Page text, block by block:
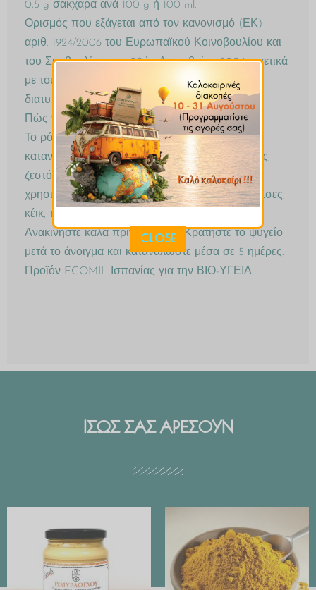
0,5 g σάκχαρα ανά 100 g ή 100 ml.
Ορισμός που εξάγεται από τον κανονισμό (ΕΚ)
αριθ. 1924/2006 του Ευρωπαϊκού Κοινοβουλίου και
του Συμβουλίου, της 20ής Δεκεμβρίου 2006, σχετικά
με τους ισχυρισμούς διατροφής και υγείας που
διατυπώνονται για τα τρόφιμα.
Πώς να χρησιμοποιήσετε
Το ρόφημα καρύδας ECOMIL μπορεί να
καταναλωθεί σε οποιαδήποτε στιγμή της ημέρας,
ζεστό ή κρύο, στο τσάι ή καφέ, και μπορεί να
χρησιμοποιηθεί επίσης στις συνταγές σας: σάλτσες,
κέικ, τηγανίτες, πουτίγκες.
Ανακινήστε καλά πριν ανοίξετε. Κρατήστε το ψυγείο
μετά το άνοιγμα και καταναλώστε μέσα σε 5 ημέρες.
Προϊόν ECOMIL Ισπανίας για την ΒΙΟ-ΥΓΕΙΑ
ΙΣΩΣ ΣΑΣ ΑΡΕΣΟΥΝ
range:
€ 2.99
through
€ 29.90
CLOSE